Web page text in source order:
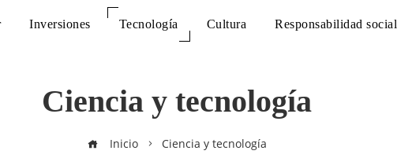
Inversiones Tecnología Cultura Responsabilidad social
Ciencia y tecnología
Inicio Ciencia y tecnología